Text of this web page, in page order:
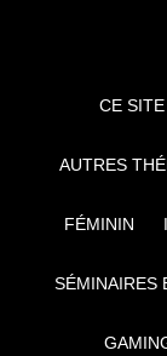
CE
AUTRES
FÉMININ
SÉMINAIRES